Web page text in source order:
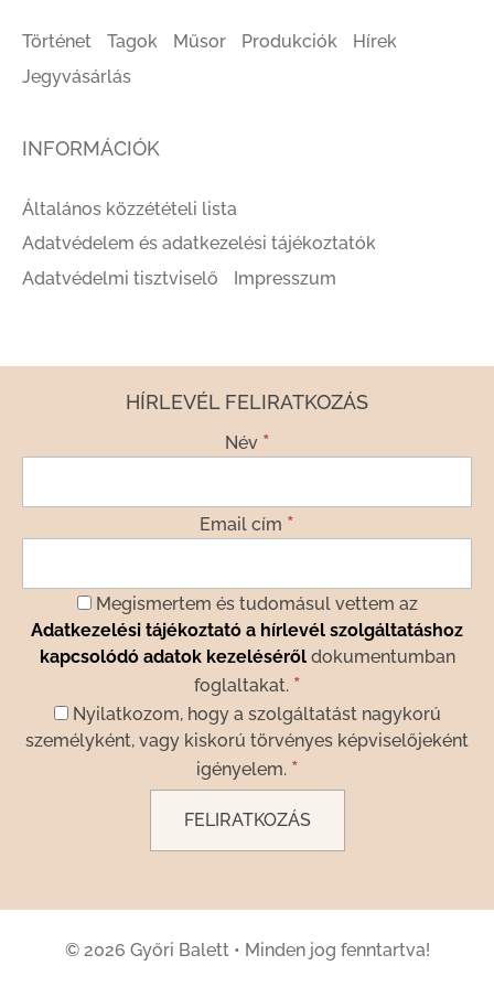
Történet Tagok Műsor Produkciók
Hírek
Jegyvásárlás
INFORMÁCIÓK
Általános közzétételi lista
Adatvédelem és adatkezelési tájékoztatók
Adatvédelmi tisztviselő
Impresszum
HÍRLEVÉL FELIRATKOZÁS
Név *
Email cím *
Megismertem és tudomásul vettem az
Adatkezelési tájékoztató a hírlevél szolgáltatáshoz
kapcsolódó adatok kezelésérőldokumentumban
foglaltakat. *
Nyilatkozom, hogy a szolgáltatást nagykorú
személyként, vagy kiskorú törvényes képviselőjeként
igényelem. *
© 2026 Győri Balett• Minden jog fenntartva!